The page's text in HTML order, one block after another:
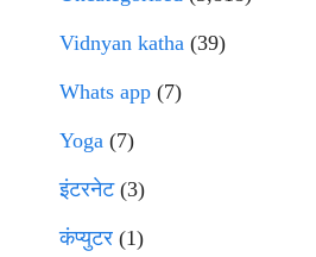
Vidnyan katha (39)
Whats app (7)
Yoga (7)
इंटरनेट(3)
कंप्युटर (1)